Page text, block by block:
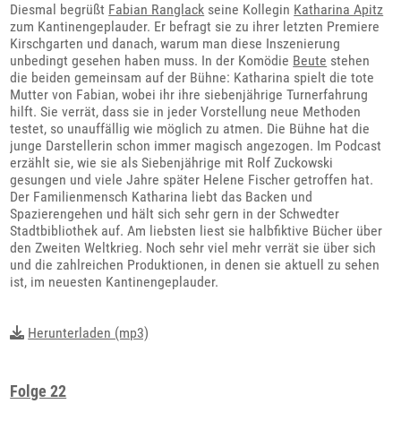
Diesmal begrüßt Fabian Ranglack seine Kollegin Katharina Apitz
zum Kantinengeplauder. Er befragt sie zu ihrer letzten Premiere
Kirschgarten und danach, warum man diese Inszenierung
unbedingt gesehen haben muss. In der Komödie Beute stehen
die beiden gemeinsam auf der Bühne: Katharina spielt die tote
Mutter von Fabian, wobei ihr ihre siebenjährige Turnerfahrung
hilft. Sie verrät, dass sie in jeder Vorstellung neue Methoden
testet, so unauffällig wie möglich zu atmen. Die Bühne hat die
junge Darstellerin schon immer magisch angezogen. Im Podcast
erzählt sie, wie sie als Siebenjährige mit Rolf Zuckowski
gesungen und viele Jahre später Helene Fischer getroffen hat.
Der Familienmensch Katharina liebt das Backen und
Spazierengehen und hält sich sehr gern in der Schwedter
Stadtbibliothek auf. Am liebsten liest sie halbfiktive Bücher über
den Zweiten Weltkrieg. Noch sehr viel mehr verrät sie über sich
und die zahlreichen Produktionen, in denen sie aktuell zu sehen
ist, im neuesten Kantinengeplauder.
Herunterladen (mp3)
Folge 22